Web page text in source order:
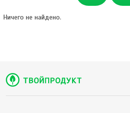
Ничего не найдено.